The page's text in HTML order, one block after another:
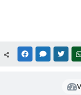
FACEBOOKMESSENGER